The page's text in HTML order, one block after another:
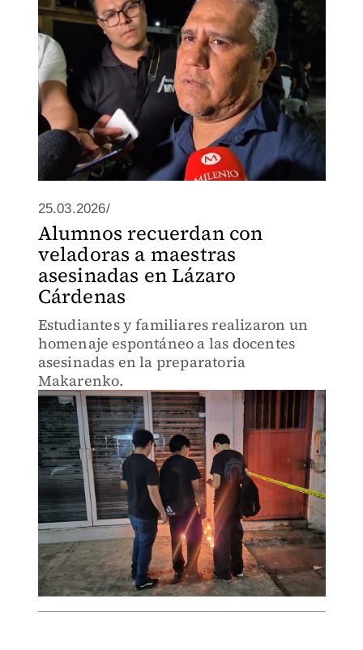
25.03.2026/
Alumnos recuerdan con
veladoras a maestras
asesinadas en Lázaro
Cárdenas
Estudiantes y familiares realizaron un
homenaje espontáneo a las docentes
asesinadas en la preparatoria
Makarenko.